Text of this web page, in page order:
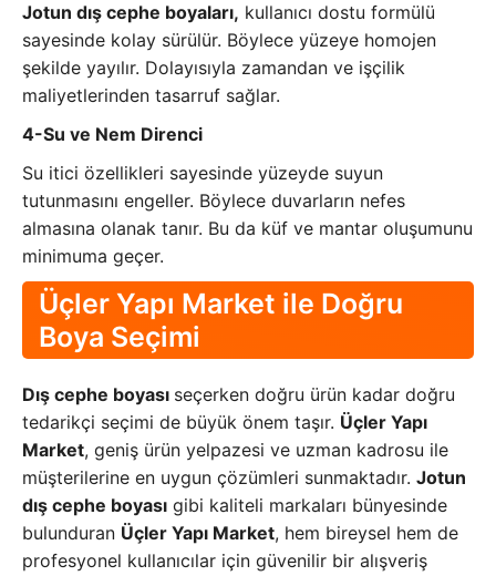
Jotun dış cephe boyaları, kullanıcı dostu formülü
sayesinde kolay sürülür. Böylece yüzeye homojen
şekilde yayılır. Dolayısıyla zamandan ve işçilik
maliyetlerinden tasarruf sağlar.
4-Su ve Nem Direnci
Su itici özellikleri sayesinde yüzeyde suyun
tutunmasını engeller. Böylece duvarların nefes
almasına olanak tanır. Bu da küf ve mantar oluşumunu
minimuma geçer.
Üçler Yapı Market ile Doğru
Boya Seçimi
Dış cephe boyası seçerken doğru ürün kadar doğru
tedarikçi seçimi de büyük önem taşır. Üçler Yapı
Market, geniş ürün yelpazesi ve uzman kadrosu ile
müşterilerine en uygun çözümleri sunmaktadır. Jotun
dış cephe boyası gibi kaliteli markaları bünyesinde
bulunduran Üçler Yapı Market, hem bireysel hem de
profesyonel kullanıcılar için güvenilir bir alışveriş